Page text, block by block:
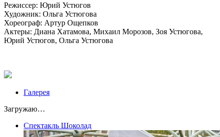
Режиссер: Юрий Устюгов
Художник: Ольга Устюгова
Хореограф: Артур Ощепков
Актеры: Диана Хатамова, Михаил Морозов, Зоя Устюгова,
Юрий Устюгов, Ольга Устюгова
Галерея
Загружаю…
Спектакль Шоколад